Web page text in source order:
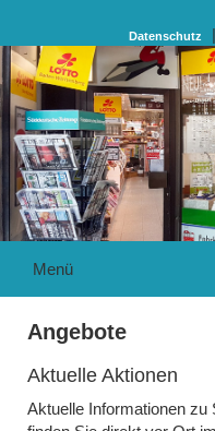
Datenschutz |
Menü
Angebote
Aktuelle Aktionen
Aktuelle Informationen zu